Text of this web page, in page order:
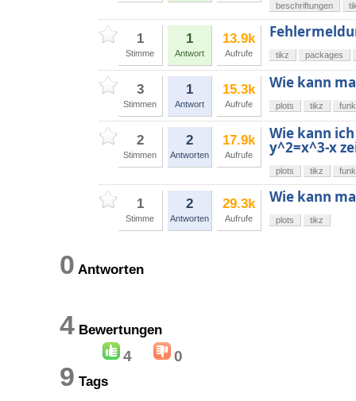
beschriftungen
1
Stimme
1
Antwort
13.9k
Aufrufe tikz packages
3
Stimmen
1
Antwort
15.3k
Aufrufe
Wie kann
plots tikz
2
Stimmen
2
Antworten
17.9k
Aufrufe
Wie kann
y^2=x^3-x
plots tikz
1
Stimme
2
Antworten
29.3k
Aufrufe
Wie kann
plots tikz
0 Antworten
4 Bewertungen
4 0
9 Tags